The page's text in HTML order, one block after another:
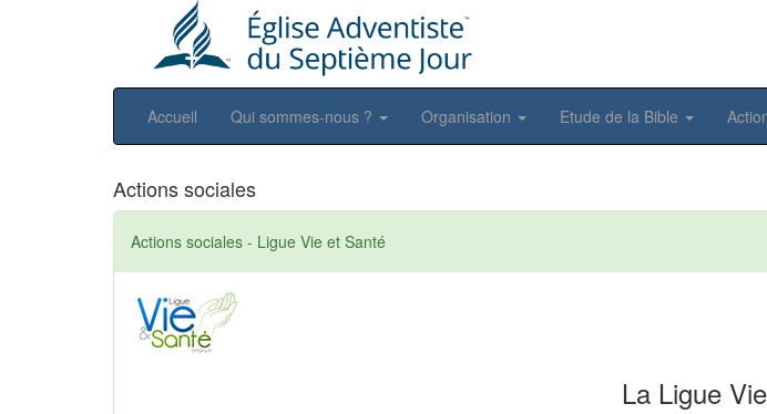
Accueil Qui sommes-nous ? Organisation Etude de la Bible
Actions sociales
Actions sociales - Ligue Vie et Santé
La Ligue